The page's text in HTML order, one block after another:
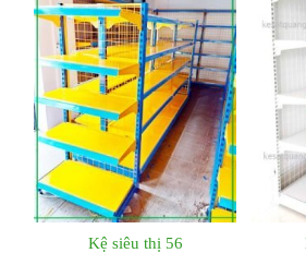
Kệ siêu thị 56